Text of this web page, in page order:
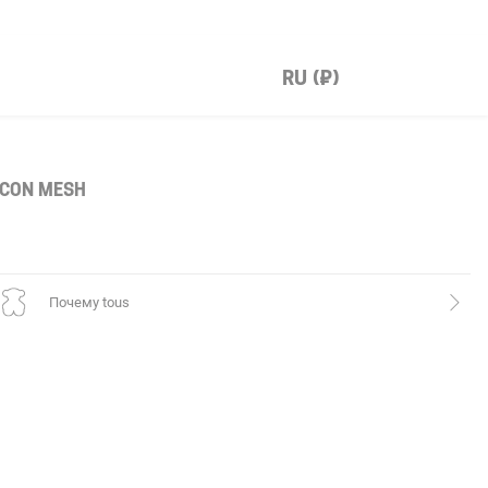
RU (₽)
Icon Mesh
почему tous